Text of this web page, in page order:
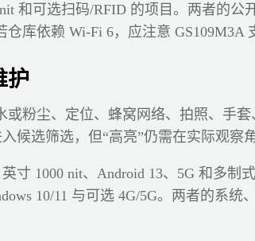
和可选扫码/RFID 的项目。两者的
库依赖 Wi-Fi 6，应注意 GS109M3A
护
或粉尘、定位、蜂窝网络、拍照、手
候选筛选，但“高亮”仍需在实际观察
寸 1000 nit、Android 13、5G 和多制
10/11 与可选 4G/5G。两者的系